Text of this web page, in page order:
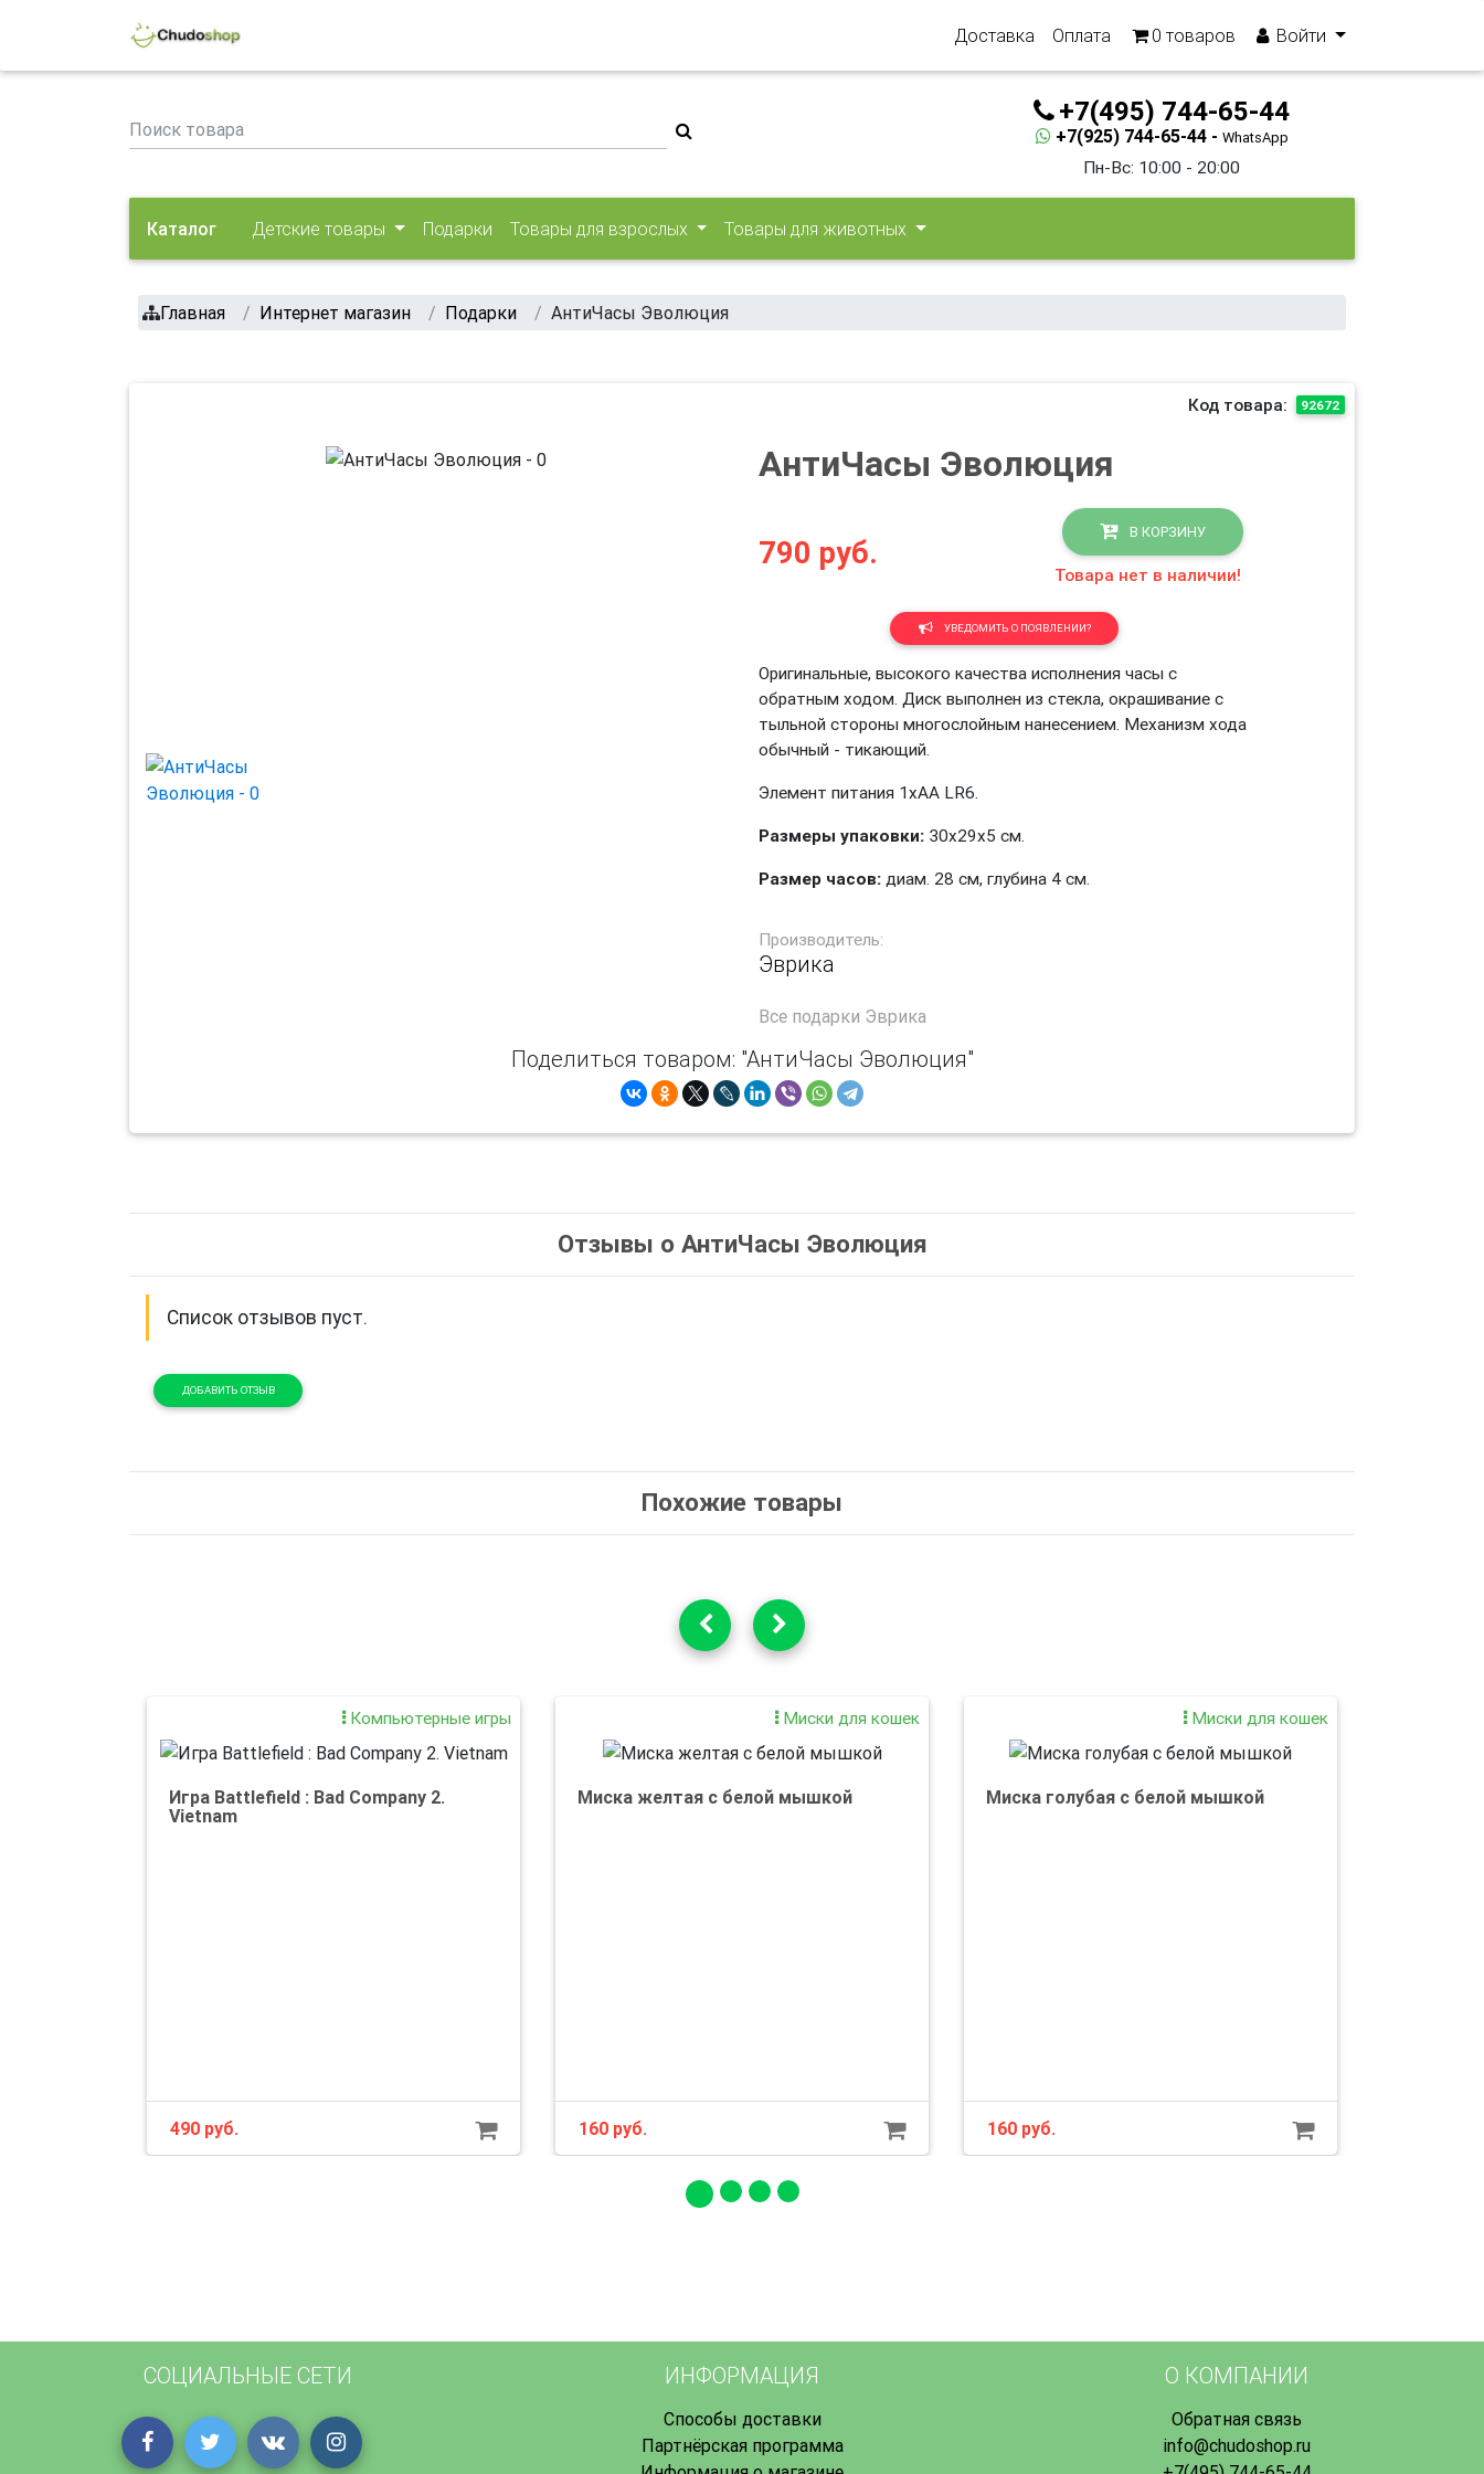
Доставка Оплата 0 товаров Войти
+7(495) 744-65-44
+7(925) 744-65-44 - WhatsApp
Пн-Вс: 10:00 - 20:00
Каталог Детские товары Подарки Товары для взрослых Товары для животных
Главная Интернет магазин Подарки АнтиЧасы Эволюция
Код товара: 92672
АнтиЧасы Эволюция
790 руб.
В КОРЗИНУ
Товара нет в наличии!
УВЕДОМИТЬ О ПОЯВЛЕНИИ?
Оригинальные, высокого качества исполнения часы с
обратным ходом. Диск выполнен из стекла, окрашивание с
тыльной стороны многослойным нанесением. Механизм хода
обычный - тикающий.
Элемент питания 1хАА LR6.
Размеры упаковки: 30х29х5 см.
Размер часов: диам. 28 см, глубина 4 см.
Производитель:
Эврика
Все подарки Эврика
Поделиться товаром: "АнтиЧасы Эволюция"
Отзывы о АнтиЧасы Эволюция
Список отзывов пуст.
ДОБАВИТЬ ОТЗЫВ
Похожие товары
Компьютерные игры
Игра Battlefield : Bad Company 2.
Vietnam
490 руб.
Миски для кошек
Миска желтая с белой мышкой
160 руб.
Миски для кошек
Миска голубая с белой мышкой
160 руб.
СОЦИАЛЬНЫЕ СЕТИ ИНФОРМАЦИЯ
Способы доставки
Партнёрская программа
О КОМПАНИИ
Обратная связь
info@chudoshop.ru